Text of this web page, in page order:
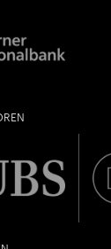
MATINÉE 6
U28